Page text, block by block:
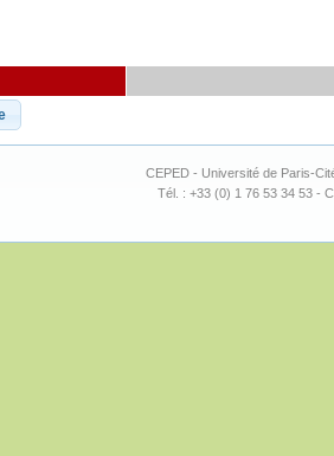
CEPED - Université de Paris-
Tél. : +33 (0) 1 76 53 34 53 -